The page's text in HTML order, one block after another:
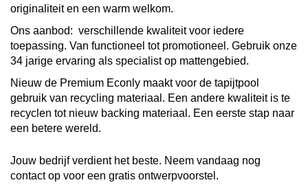
originaliteit en een warm welkom.
Ons aanbod: verschillende kwaliteit voor iedere
toepassing. Van functioneel tot promotioneel. Gebruik onze
34 jarige ervaring als specialist op mattengebied.
Nieuw de Premium Econly maakt voor de tapijtpool
gebruik van recycling materiaal. Een andere kwaliteit is te
recyclen tot nieuw backing materiaal. Een eerste stap naar
een betere wereld.
Jouw bedrijf verdient het beste. Neem vandaag nog
contact op voor een gratis ontwerpvoorstel.